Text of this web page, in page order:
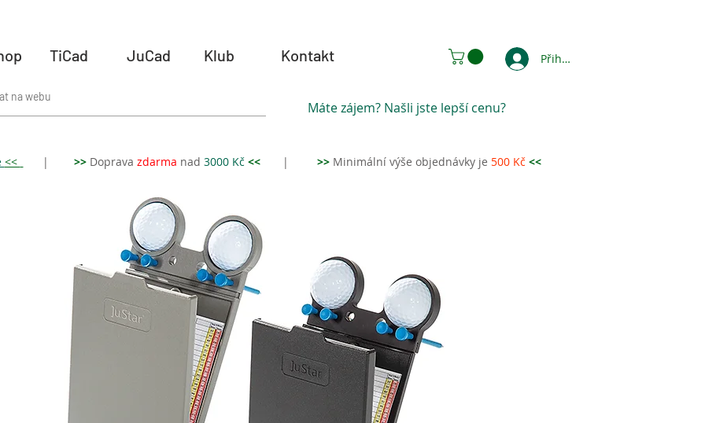
TiCad JuCad Klub Kontakt Přihlásit se
Máte zájem? Našli jste lepší cenu?
<< | >> Doprava zdarma nad 3000 Kč << | >> Minimální výše objednávky je 500 Kč <<